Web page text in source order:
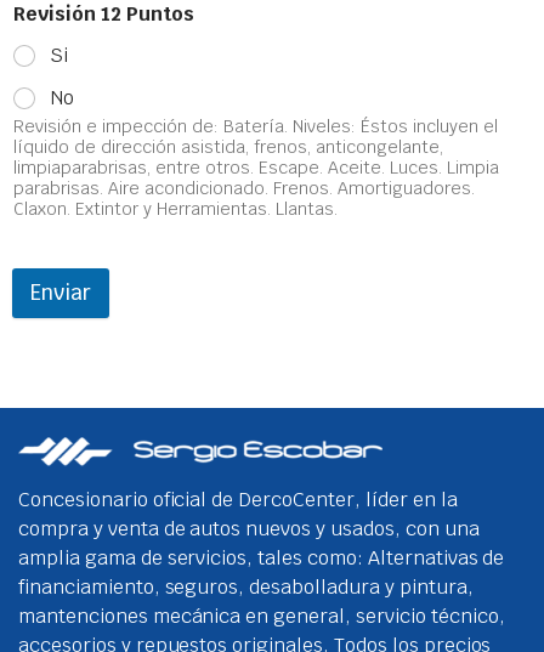
Revisión 12 Puntos
Si
No
Revisión e impección de: Batería. Niveles: Éstos incluyen el
líquido de dirección asistida, frenos, anticongelante,
limpiaparabrisas, entre otros. Escape. Aceite. Luces. Limpia
parabrisas. Aire acondicionado. Frenos. Amortiguadores.
Claxon. Extintor y Herramientas. Llantas.
Enviar
Concesionario oficial de DercoCenter, líder en la
compra y venta de autos nuevos y usados, con una
amplia gama de servicios, tales como: Alternativas de
financiamiento, seguros, desabolladura y pintura,
mantenciones mecánica en general, servicio técnico,
accesorios y repuestos originales. Todos los precios